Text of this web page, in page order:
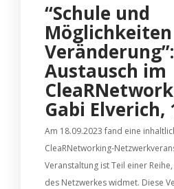
“Schule und
Austausch im
Gabi Elverich,
Am 18.09.2023 fand eine
CleaRNetworking-
Veranstaltung ist Teil einer
des Netzwerkes widmet. Diese